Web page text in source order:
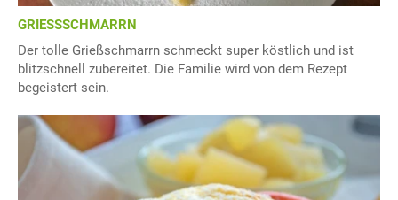
GRIESSSCHMARRN
Der tolle Grießschmarrn schmeckt super köstlich und ist
blitzschnell zubereitet. Die Familie wird von dem Rezept
begeistert sein.